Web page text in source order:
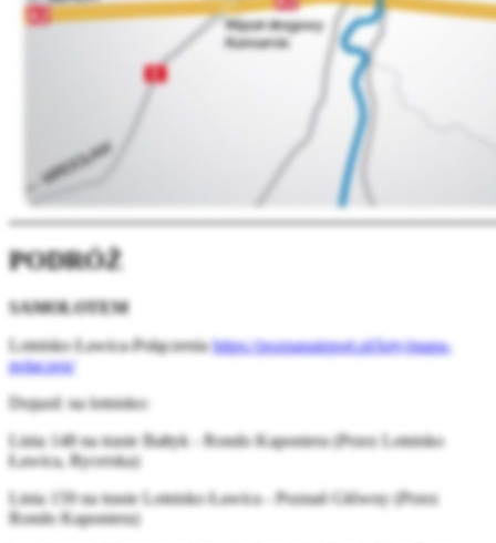
PODRÓŻ
SAMOLOTEM
Lotnisko Ławica-Połączeniahttps://poznanairport.pl/loty/mapa-
polaczen/
Dojazd: na lotnisko:
Linia 148 na trasie Bałtyk - Rondo Kaponiera (Przez Lotnisko
Ławica, Rycerska)
Linia 159 na trasie Lotnisko Ławica - Poznań Główny (Przez
Rondo Kaponiera)